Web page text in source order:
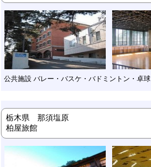
公共施設 バレー・バスケ・バドミントン・卓球
栃木県 那須塩原
柏屋旅館